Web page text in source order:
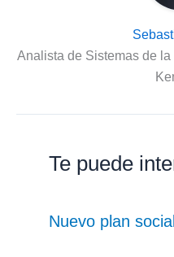
Analista de Sistemas de
Te puede
Nuevo plan